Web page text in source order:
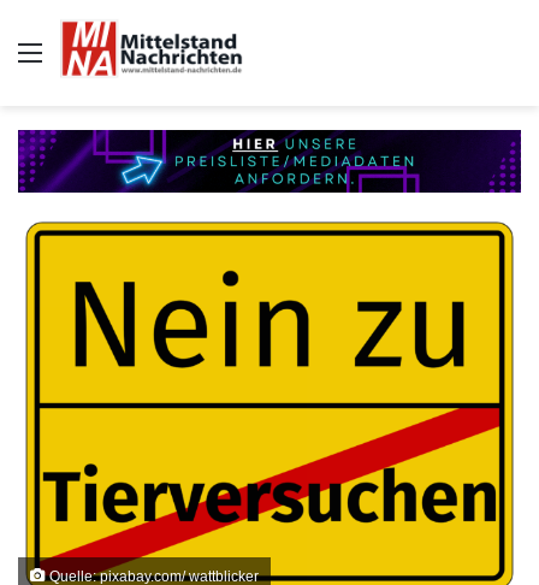
Auswahl
Quelle: pixabay.com/ wattblicker